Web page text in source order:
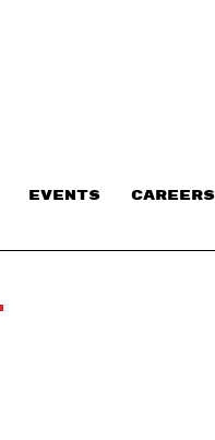
EVENTS CAREERS